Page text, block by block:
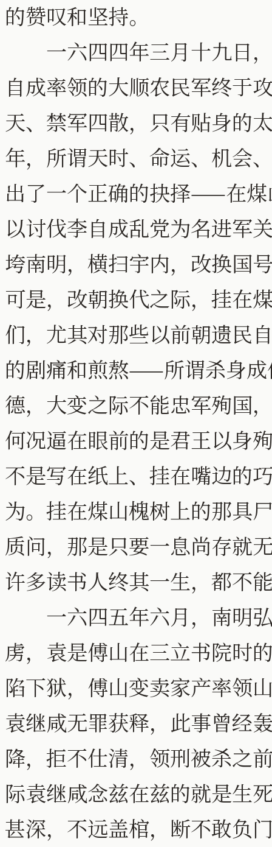
的赞叹和坚持。
一六四四年三月十九日，
自成率领的大顺农民军终于
天、禁军四散，只有贴身的
年，所谓天时、命运、机会
出了一个正确的抉择——在
以讨伐李自成乱党为名进军
垮南明，横扫宇内，改换国
可是，改朝换代之际，挂在
们，尤其对那些以前朝遗民
的剧痛和煎熬——所谓杀身
德，大变之际不能忠军殉国
何况逼在眼前的是君王以身
不是写在纸上、挂在嘴边的
为。挂在煤山槐树上的那具
质问，那是只要一息尚存就
许多读书人终其一生，都不
一六四五年六月，南明弘
虏，袁是傅山在三立书院时
陷下狱，傅山变卖家产率领
袁继咸无罪获释，此事曾经
降，拒不仕清，领刑被杀之
际袁继咸念兹在兹的就是生
甚深，不远盖棺，断不敢负